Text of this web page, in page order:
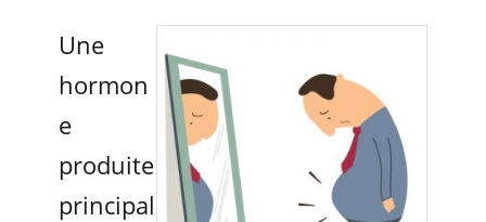
Une
hormon
e
produite
principal